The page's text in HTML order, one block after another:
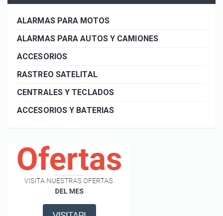
ALARMAS PARA MOTOS
ALARMAS PARA AUTOS Y CAMIONES
ACCESORIOS
RASTREO SATELITAL
CENTRALES Y TECLADOS
ACCESORIOS Y BATERIAS